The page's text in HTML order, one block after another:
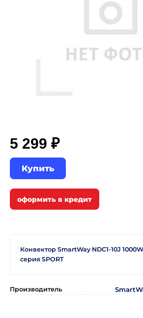
5 299 ₽
Купить
Конвектор SmartWay NDC1-10J
серия SPORT
Производитель